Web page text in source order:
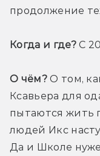
продолжение
Когда и где? С
О чём? О том,
Ксавьера для
пытаются жить
людей Икс
Да и Школе